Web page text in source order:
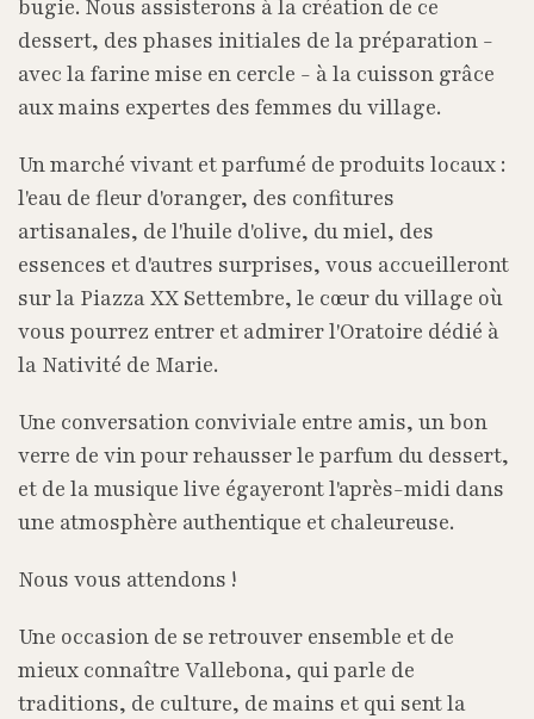
bugie. Nous assisterons à la création de ce
dessert, des phases initiales de la préparation -
avec la farine mise en cercle - à la cuisson grâce
aux mains expertes des femmes du village.
Un marché vivant et parfumé de produits locaux :
l'eau de fleur d'oranger, des confitures
artisanales, de l'huile d'olive, du miel, des
essences et d'autres surprises, vous accueilleront
sur la Piazza XX Settembre, le cœur du village où
vous pourrez entrer et admirer l'Oratoire dédié à
la Nativité de Marie.
Une conversation conviviale entre amis, un bon
verre de vin pour rehausser le parfum du dessert,
et de la musique live égayeront l'après-midi dans
une atmosphère authentique et chaleureuse.
Nous vous attendons !
Une occasion de se retrouver ensemble et de
mieux connaître Vallebona, qui parle de
traditions, de culture, de mains et qui sent la